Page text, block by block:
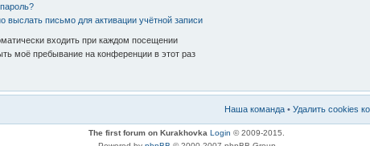
выслать письмо для активации учётной записи
входить при каждом посещении
моё пребывание на конференции в этот раз
Наша команда • Удалить cookies
The first forum on Kurakhovka Login © 2009-2015.